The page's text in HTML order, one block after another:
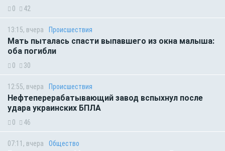
0 42
13:15, вчера Происшествия
Мать пыталась спасти выпавшего из окна малыша:
оба погибли
0 30
12:55, вчера Происшествия
Нефтеперерабатывающий завод вспыхнул после
удара украинских БПЛА
0 46
07:11, вчера Общество